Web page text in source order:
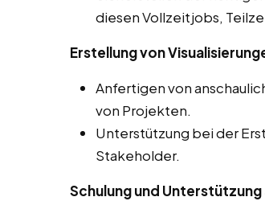
diesen Vollzeitjobs,
Erstellung von
Anfertigen von
von Projekten.
Unterstützung bei der
Stakeholder.
Schulung und